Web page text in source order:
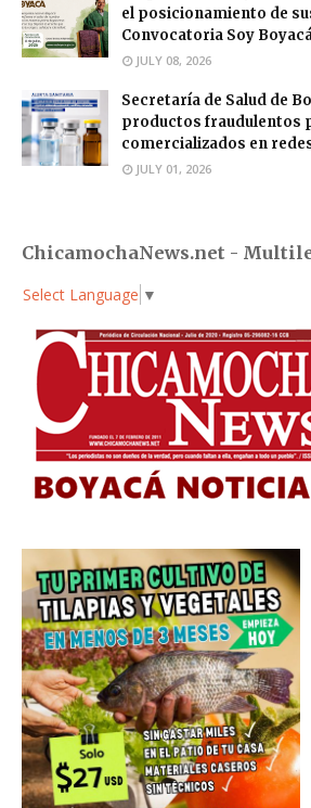
el posicionamiento de
Convocatoria Soy
JULY 08, 2026
Secretaría de Salud de
productos fraudulentos
comercializados en
JULY 01, 2026
ChicamochaNews.net -
Select Language ▼